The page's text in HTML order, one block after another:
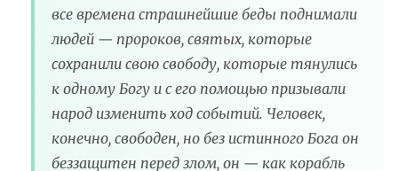
все времена страшнейшие беды поднимали
людей — пророков, святых, которые
сохранили свою свободу, которые тянулись
к одному Богу и с его помощью призывали
народ изменить ход событий. Человек,
конечно, свободен, но без истинного Бога он
беззащитен перед злом, он — как корабль